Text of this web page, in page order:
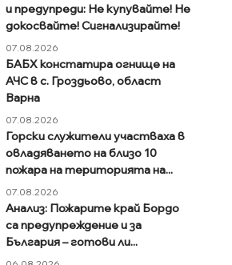
и предупреди: Не купувайте! Не
докосвайте! Сигнализирайте!
07.08.2026
БАБХ констатира огнище на
АЧС в с. Гроздьово, област
Варна
07.08.2026
Горски служители участваха в
овладяването на близо 10
пожара на територията на...
07.08.2026
Анализ: Пожарите край Бордо
са предупреждение и за
България – готови ли...